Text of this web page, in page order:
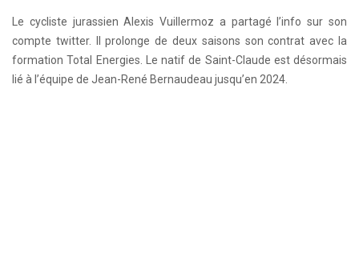
Le cycliste jurassien Alexis Vuillermoz a partagé l’info sur son
compte twitter. Il prolonge de deux saisons son contrat avec la
formation Total Energies. Le natif de Saint-Claude est désormais
lié à l’équipe de Jean-René Bernaudeau jusqu’en 2024.